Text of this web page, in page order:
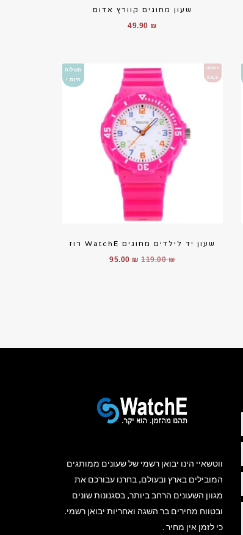
שעון מחוגים קוורץ אדום
49.90 ₪
CRAZY
SALE
משלוח
חינם !
שעון יד לילדים מחוגים WatchE רוז
119.00₪
המחיר
95.00 ₪
המחיר
ווטשאיי הינו יבואן רשמי של שעונים ממותגים
המובילים בארץ ובעולם, בחרנו עבורכם את
מגוון השעונים הרחב ביותר, בסגנונות שונים
ובטווח מחירים בר השגה ואחריות יבואן רשמי.
כי לזמן אין מחיר .